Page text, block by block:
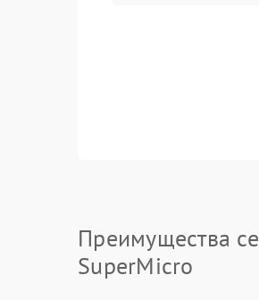
Преимущества
SuperMicro